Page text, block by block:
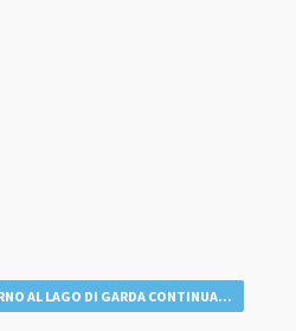
AL LAGO DI GARDA CONTINUA...